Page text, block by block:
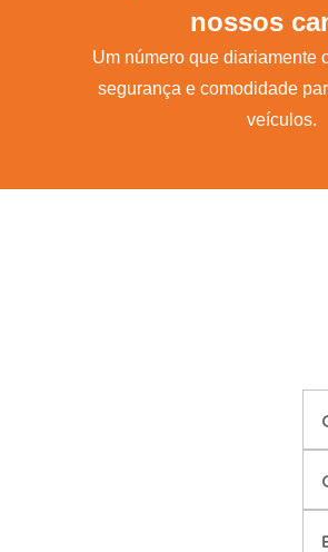
nossos
Um número que diariamente
segurança e comodidade
veículos.